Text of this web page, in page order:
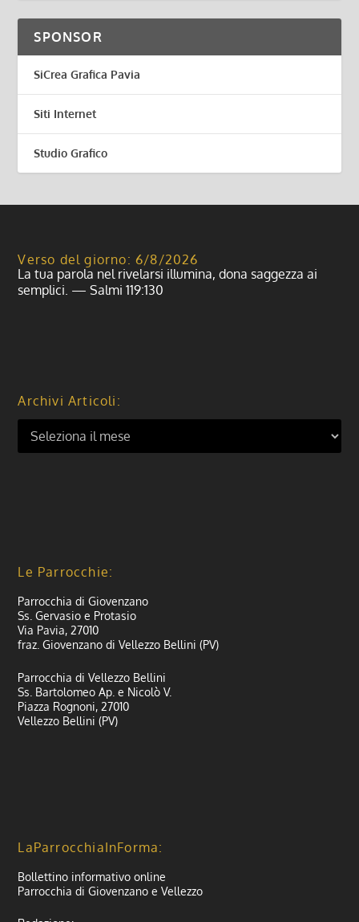
SPONSOR
SiCrea Grafica Pavia
Siti Internet
Studio Grafico
Verso del giorno: 6/8/2026
La tua parola nel rivelarsi illumina, dona saggezza ai
semplici. — Salmi 119:130
Archivi Articoli:
Le Parrocchie:
Parrocchia di Giovenzano
Ss. Gervasio e Protasio
Via Pavia, 27010
fraz. Giovenzano di Vellezzo Bellini (PV)
Parrocchia di Vellezzo Bellini
Ss. Bartolomeo Ap. e Nicolò V.
Piazza Rognoni, 27010
Vellezzo Bellini (PV)
LaParrocchiaInForma:
Bollettino informativo online
Parrocchia di Giovenzano e Vellezzo